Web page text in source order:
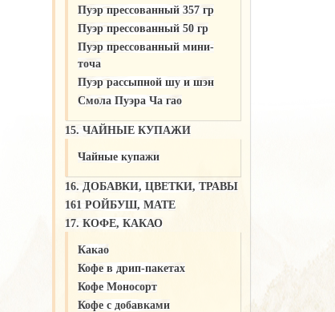
Пуэр прессованный 357 гр
Пуэр прессованный 50 гр
Пуэр прессованный мини-
точа
Пуэр рассыпной шу и шэн
Смола Пуэра Ча гао
15. ЧАЙНЫЕ КУПАЖИ
Чайные купажи
16. ДОБАВКИ, ЦВЕТКИ, ТРАВЫ
161 РОЙБУШ, МАТЕ
17. КОФЕ, КАКАО
Какао
Кофе в дрип-пакетах
Кофе Моносорт
Кофе с добавками